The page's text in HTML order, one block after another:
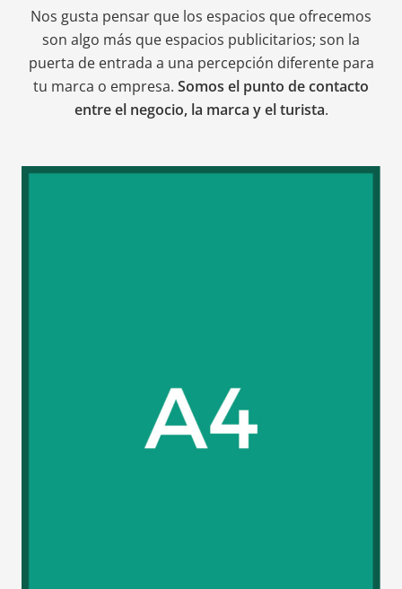
Nos gusta pensar que los espacios que ofrecemos
son algo más que espacios publicitarios; son la
puerta de entrada a una percepción diferente para
tu marca o empresa. Somos el punto de contacto
entre el negocio, la marca y el turista.